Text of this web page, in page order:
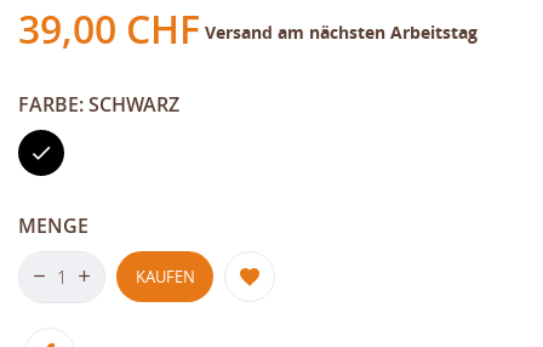
39,00 CHF Versand am nächsten Arbeitstag
FARBE: SCHWARZ
Schwarz
MENGE
KAUFEN